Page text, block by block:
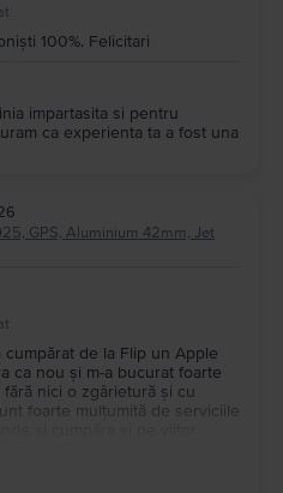
100%. Felicitari
impartasita si pentru
ca experienta ta a fost una
GPS, Aluminium 42mm, Jet
de la Flip un Apple
ca nou și m-a bucurat foarte
nici o zgârietură și cu
foarte mulțumită de serviciile